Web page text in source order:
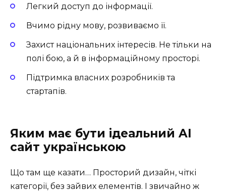
Легкий доступ до інформації.
Вчимо рідну мову, розвиваємо її.
Захист національних інтересів. Не тільки на
полі бою, а й в інформаційному просторі.
Підтримка власних розробників та
стартапів.
Яким має бути ідеальний AI
сайт українською
Що там ще казати… Просторий дизайн, чіткі
категорії, без зайвих елементів. І звичайно ж